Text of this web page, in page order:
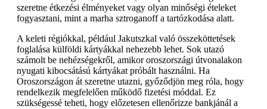
szeretne étkezési élményeket vagy olyan minőségi ételeket
fogyasztani, mint a marha sztroganoff a tartózkodása alatt.
A keleti régiókkal, például Jakutszkal való összeköttetések
foglalása külföldi kártyákkal nehezebb lehet. Sok utazó
számolt be nehézségekről, amikor oroszországi útvonalakon
nyugati kibocsátású kártyákat próbált használni. Ha
Oroszországon át szeretne utazni, győződjön meg róla, hogy
rendelkezik megfelelően működő fizetési móddal. Ez
szükségessé teheti, hogy előzetesen ellenőrizze bankjánál a